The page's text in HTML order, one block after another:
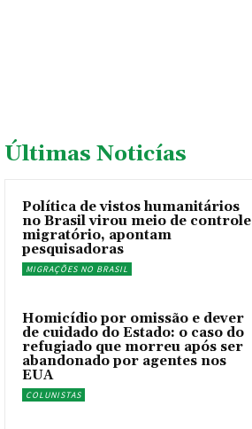
Últimas Noticías
Política de vistos humanitários
no Brasil virou meio de controle
migratório, apontam
pesquisadoras
MIGRAÇÕES NO BRASIL
Homicídio por omissão e dever
de cuidado do Estado: o caso do
refugiado que morreu após ser
abandonado por agentes nos
EUA
COLUNISTAS